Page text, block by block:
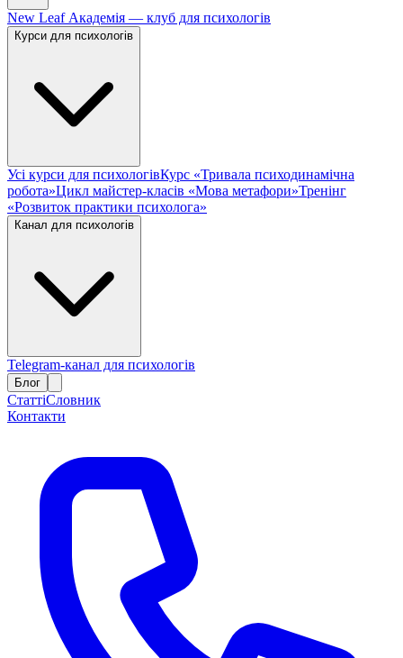
New Leaf Академія — клуб для психологів
Курси для психологів
Усі курси для психологівКурс «Тривала психодинамічна
робота»Цикл майстер-класів «Мова метафори»Тренінг
«Розвиток практики психолога»
Канал для психологів
Telegram-канал для психологів
Блог
СтаттіСловник
Контакти